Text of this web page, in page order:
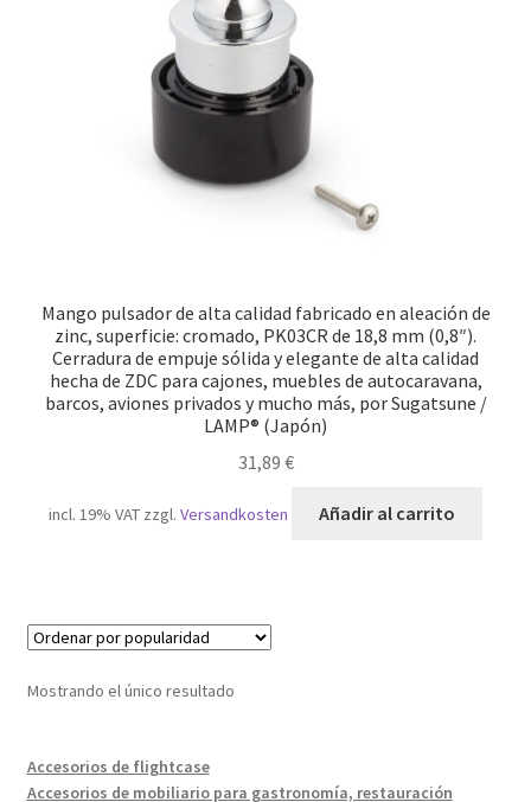
Política de anulación
Protección de datos
Mango pulsador de alta calidad fabricado en aleación de
zinc, superficie: cromado, PK03CR de 18,8 mm (0,8″).
Cerradura de empuje sólida y elegante de alta calidad
hecha de ZDC para cajones, muebles de autocaravana,
barcos, aviones privados y mucho más, por Sugatsune /
LAMP® (Japón)
31,89 €
incl. 19% VAT zzgl.Versandkosten Añadir al carrito
Mostrando el único resultado
Accesorios de flightcase
Accesorios de mobiliario para gastronomía, restauración